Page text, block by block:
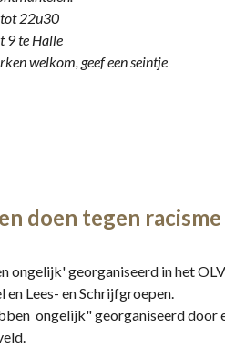
22u30
9 te Halle
welkom, geef een seintje
doen tegen racisme
ongelijk' georganiseerd in het
Lees- en Schrijfgroepen.
ongelijk" georganiseerd door